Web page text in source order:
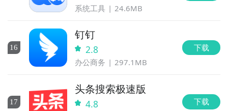
系统工具 24.6MB
16
钉钉
2.8
办公商务 297.1MB
下载
17
头条搜索极速版
4.8 下载